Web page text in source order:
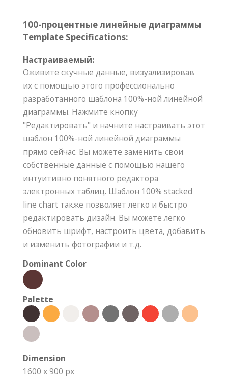
100-процентные линейные диаграммы
Template Specifications:
Настраиваемый:
Оживите скучные данные, визуализировав
их с помощью этого профессионально
разработанного шаблона 100%-ной линейной
диаграммы. Нажмите кнопку
"Редактировать" и начните настраивать этот
шаблон 100%-ной линейной диаграммы
прямо сейчас. Вы можете заменить свои
собственные данные с помощью нашего
интуитивно понятного редактора
электронных таблиц. Шаблон 100% stacked
line chart также позволяет легко и быстро
редактировать дизайн. Вы можете легко
обновить шрифт, настроить цвета, добавить
и изменить фотографии и т.д.
Dominant Color
Palette
Dimension
1600 x 900 px